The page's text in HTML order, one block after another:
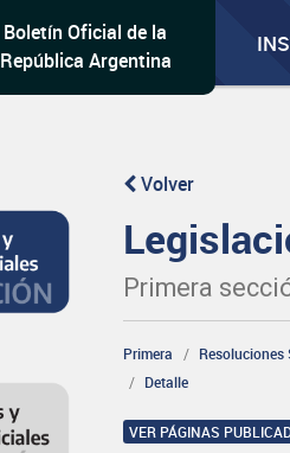
Boletín Oficial de la
República Argentina
Volver
Primera
Primera
Detalle
VER PÁGINAS